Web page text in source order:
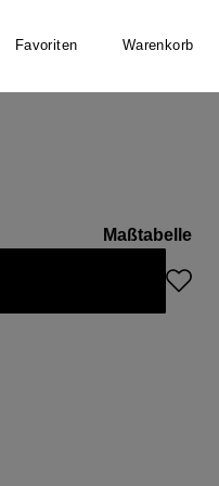
Favoriten Warenkorb
Maßtabelle